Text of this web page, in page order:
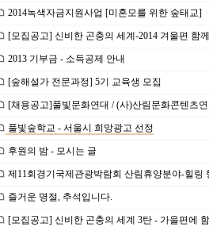
2014녹색자금지원사업 [미혼모를 위한 숲태교]
[모집공고] 신비한 곤충의 세계-2014 겨울편 함
2013 기부금 - 소득공제 안내
[숲해설가 전문과정] 5기 교육생 모집
[채용공고]풀빛문화연대 / (사)산림문화콘텐츠
풀빛숲학교 - 서울시 희망광고 선정
후원의 밤 - 모시는 글
제11회경기국제관광박람회 산림휴양분야-힐링
즐거운 명절, 추석입니다.
[모집공고] 신비한 곤충의 세계 3탄 - 가을편에